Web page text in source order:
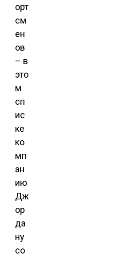
орт
см
ен
ов
– в
это
м
сп
ис
ке
ко
мп
ан
ию
Дж
ор
да
ну
со